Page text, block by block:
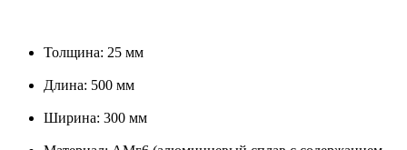
Толщина: 25 мм
Длина: 500 мм
Ширина: 300 мм